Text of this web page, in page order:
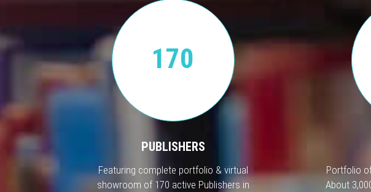
170
PUBLISHERS
Featuring complete portfolio & virtual
showroom of 170 active Publishers in
Portfolio
About